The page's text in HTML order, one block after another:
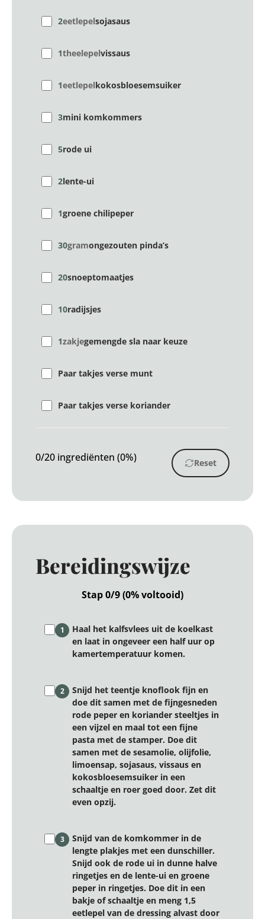
2eetlepelsojasaus
1theelepelvissaus
1eetlepelkokosbloesemsuiker
3mini komkommers
5rode ui
2lente-ui
1groene chilipeper
30gramongezouten pinda’s
20snoeptomaatjes
10radijsjes
1zakjegemengde sla naar keuze
Paar takjes verse munt
Paar takjes verse koriander
0/20 ingrediënten (0%) Reset
Bereidingswijze
Stap 0/9 (0% voltooid)
1
Haal het kalfsvlees uit de koelkast
en laat in ongeveer een half uur op
kamertemperatuur komen.
2
Snijd het teentje knoflook fijn en
doe dit samen met de fijngesneden
rode peper en koriander steeltjes in
een vijzel en maal tot een fijne
pasta met de stamper. Doe dit
samen met de sesamolie, olijfolie,
limoensap, sojasaus, vissaus en
kokosbloesemsuiker in een
schaaltje en roer goed door. Zet dit
even opzij.
3
Snijd van de komkommer in de
lengte plakjes met een dunschiller.
Snijd ook de rode ui in dunne halve
ringetjes en de lente-ui en groene
peper in ringetjes. Doe dit in een
bakje of schaaltje en meng 1,5
eetlepel van de dressing alvast door